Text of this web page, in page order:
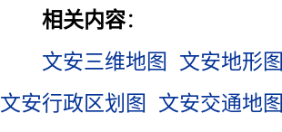
相关内容：
文安三维地图
文安地形图
文安行政区划图
文安交通地图